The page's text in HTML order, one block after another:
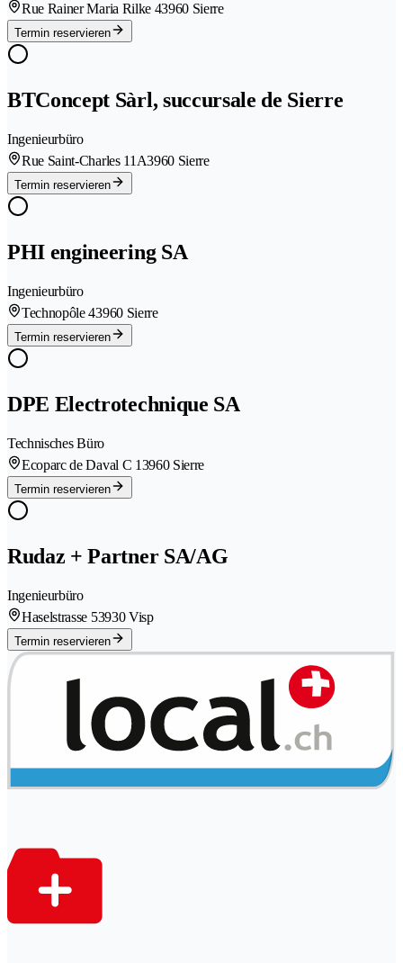
Rue Rainer Maria Rilke 43960 Sierre
Termin reservieren
BTConcept Sàrl, succursale de Sierre
Ingenieurbüro
Rue Saint-Charles 11A3960 Sierre
Termin reservieren
PHI engineering SA
Ingenieurbüro
Technopôle 43960 Sierre
Termin reservieren
DPE Electrotechnique SA
Technisches Büro
Ecoparc de Daval C 13960 Sierre
Termin reservieren
Rudaz + Partner SA/AG
Ingenieurbüro
Haselstrasse 53930 Visp
Termin reservieren